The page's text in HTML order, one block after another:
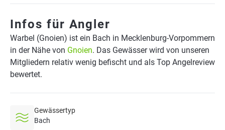
Infos für Angler
Warbel (Gnoien) ist ein Bach in Mecklenburg-Vorpommern
in der Nähe von Gnoien. Das Gewässer wird von unseren
Mitgliedern relativ wenig befischt und als Top Angelreview
bewertet.
Gewässertyp
Bach